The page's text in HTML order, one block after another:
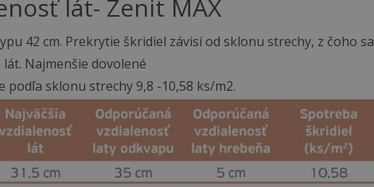
lát- Zenit MAX
42 cm. Prekrytie škridiel závisí od sklonu strechy, z čoho sa
Najmenšie dovolené
sklonu strechy 9,8 -10,58 ks/m2.